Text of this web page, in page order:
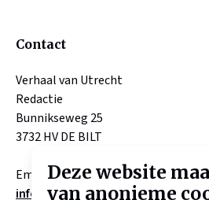
Contact
Verhaal van Utrecht
Redactie
Bunnikseweg 25
3732 HV DE BILT
Email:
info@verhaalvanutrecht.nl
Deze website
van anonieme